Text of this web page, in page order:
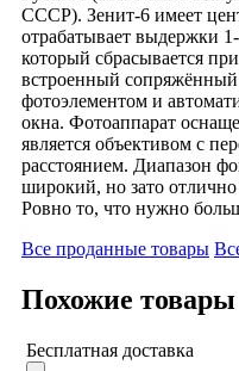
СССР). Зенит-6 имеет
отрабатывает выдержки
который сбрасывается
встроенный
фотоэлементом и
окна. Фотоаппарат
является объективом с
расстоянием. Диапазон
широкий, но зато
Ровно то, что нужно
Все проданные товары
Похожие товары
Бесплатная доставка